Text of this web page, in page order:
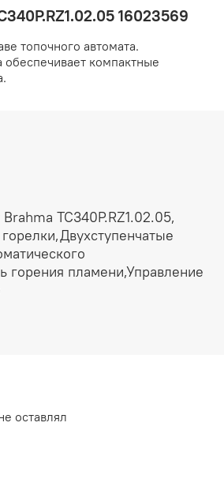
16023569
топочного автомата.
обеспечивает компактные
TC340P.RZ1.02.05,
горения пламени,Управление
оставлял